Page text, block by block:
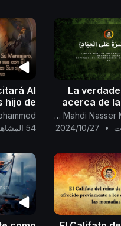
{La
acerca de
de Dios
الْعِبَادِ}
Canal Oficial Del Imam Al Mahdi Nasser Mohammed
•
2024/10/27
Al
hijo de
con
signos
54 المشاهدات